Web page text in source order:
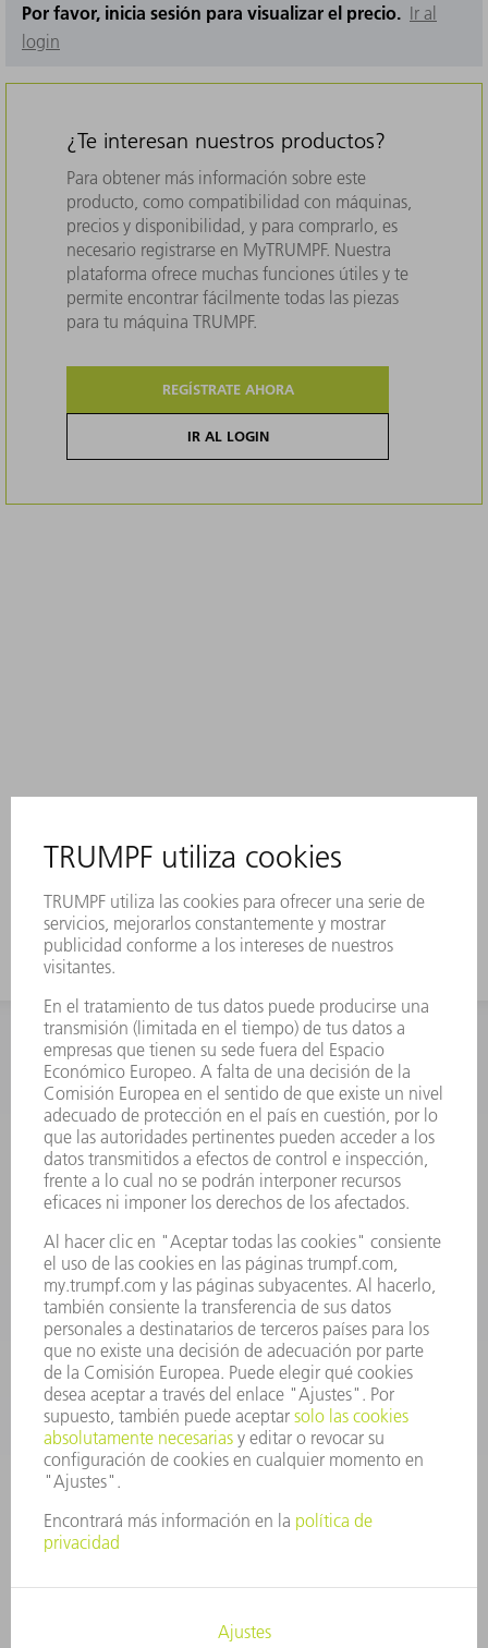
Por favor, inicia sesión para visualizar el precio. Ir al
login
¿Te interesan nuestros productos?
Para obtener más información sobre este
producto, como compatibilidad con máquinas,
precios y disponibilidad, y para comprarlo, es
necesario registrarse en MyTRUMPF. Nuestra
plataforma ofrece muchas funciones útiles y te
permite encontrar fácilmente todas las piezas
para tu máquina TRUMPF.
REGÍSTRATE AHORA
IR AL LOGIN
INFORMACIÓN
Preguntas más frecuentes
Condiciones generales de venta
CONTACTO
Departamento de Repuestos
+34 91 657 36 70
Viernes de 8h – 17h
repuestos@es.trumpf.com
CONTACTO
Departamento de Utillaje
+34 91 657 36 69
Lunes a Jueves de 8h – 18h
Viernes de 8h – 17h
utillaje@trumpf.com